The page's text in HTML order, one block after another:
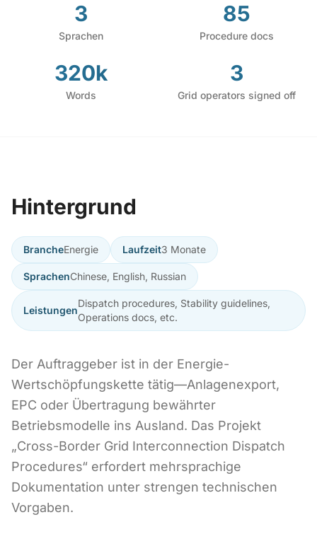
3
Sprachen
85
Procedure docs
320k
Words
3
Grid operators signed off
Hintergrund
BrancheEnergie Laufzeit3 Monate
SprachenChinese, English, Russian
Leistungen
Dispatch procedures, Stability guidelines,
Operations docs, etc.
Der Auftraggeber ist in der Energie-
Wertschöpfungskette tätig—Anlagenexport,
EPC oder Übertragung bewährter
Betriebsmodelle ins Ausland. Das Projekt
„Cross-Border Grid Interconnection Dispatch
Procedures“ erfordert mehrsprachige
Dokumentation unter strengen technischen
Vorgaben.